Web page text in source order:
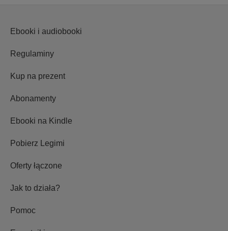
Ebooki i audiobooki
Regulaminy
Kup na prezent
Abonamenty
Ebooki na Kindle
Pobierz Legimi
Oferty łączone
Jak to działa?
Pomoc